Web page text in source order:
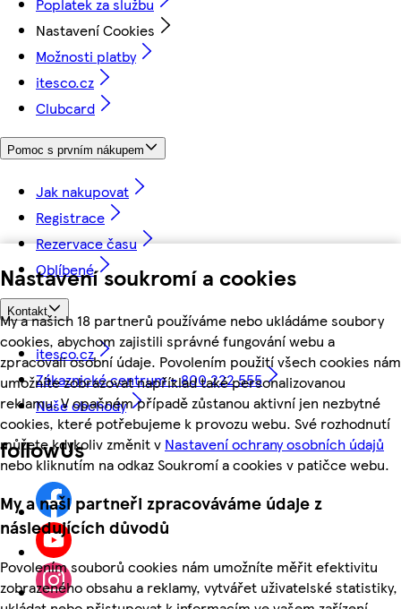
Nastavení soukromí a cookies
My a našich 18 partnerů používáme nebo ukládáme soubory
cookies, abychom zajistili správné fungování webu a
zpracovali osobní údaje. Povolením použití všech cookies nám
umožníte zobrazovat například také personalizovanou
reklamu. V opačném případě zůstanou aktivní jen nezbytné
cookies, které potřebujeme k provozu webu. Své rozhodnutí
můžete kdykoliv změnit v Nastavení ochrany osobních údajů
nebo kliknutím na odkaz Soukromí a cookies v patičce webu.
My a naši partneři zpracováváme údaje z
následujících důvodů
Povolením souborů cookies nám umožníte měřit efektivitu
zobrazeného obsahu a reklamy, vytvářet uživatelské statistiky,
Nastavení Cookies
Možnosti platby
itesco.cz
Clubcard
Pomoc s prvním nákupem
Jak nakupovat
Registrace
Rezervace času
Oblíbené
Kontakt
itesco.cz
Zákaznické centrum - 800 222 555
Naše obchody
followUs